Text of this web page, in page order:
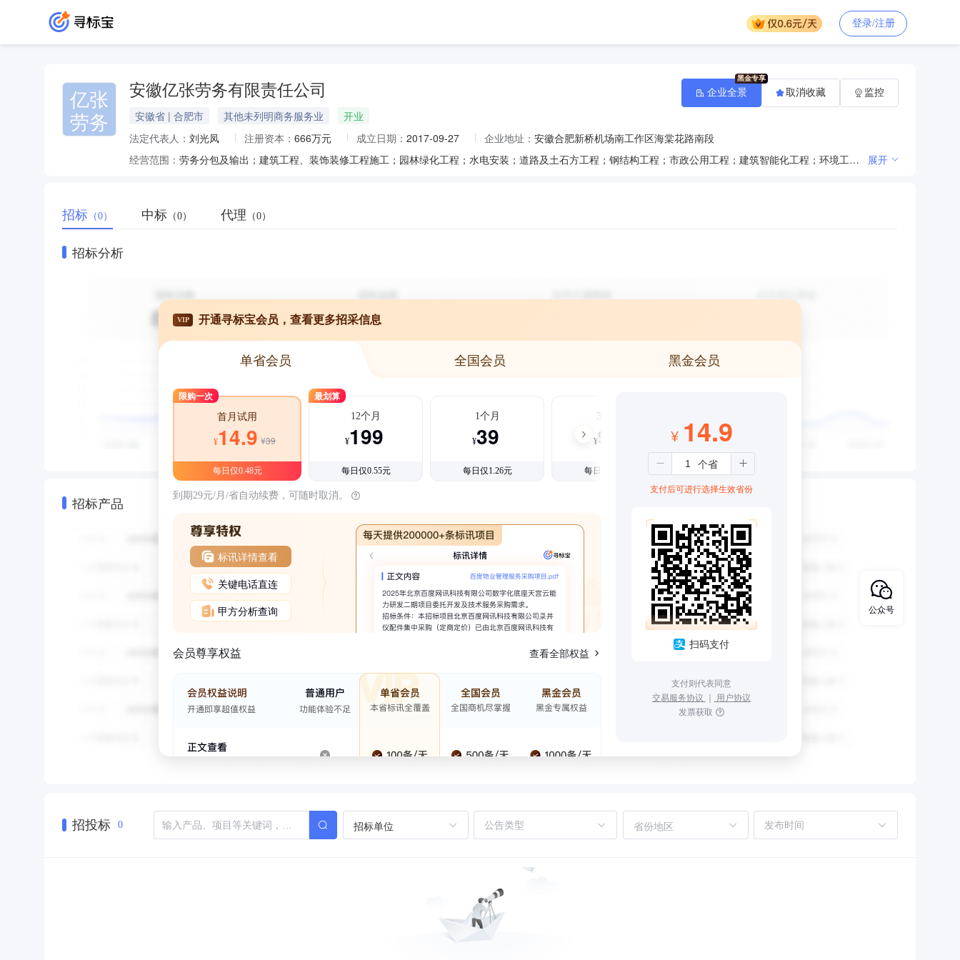
登录/注册
亿张
劳务
安徽亿张劳务有限责任公司
安徽省 | 合肥市 其他未列明商务服务业
开业
法定代表人： 刘光凤 注册资本： 666万元 成立日期： 2017-09-27 企业地址： 安徽合肥新桥机场南工作区海棠花路南段
经营范围：
劳务分包及输出；建筑工程、装饰装修工程施工；园林绿化工程；水电安装；道路及土石方工程；钢结构工程；市政公用工程；建筑智能化工程；环境工程规划与施工；设备安装；建材销售。房屋、场地及设备租赁；人工装卸；货物仓储服务，物业管理及清洁服务。（依法须经批准的项目，经相关部门批准后方可开展经营活动） 展开
企业全景 取消收藏 监控
招标 （0） 中标 （0） 代理 （0）
招标分析
招标产品
VIP 开通寻标宝会员，查看更多招采信息
单省会员 全国会员 黑金会员
限购一次
首月试用
¥14.9 ¥39
每日仅0.48元
最划算
12个月
¥199
每日仅0.55元
1个月
¥39
每日仅1.26元
3个月
¥99
每日仅1.08元
到期29元/月/省自动续费，可随时取消。
标讯详情查看
关键电话直连
甲方分析查询
会员尊享权益 查看全部权益
¥ 14.9
支付后可进行选择生效省份
扫码支付
支付则代表同意
交易服务协议 ｜ 用户协议
发票获取
招投标 0 招标单位 省份地区
公众号